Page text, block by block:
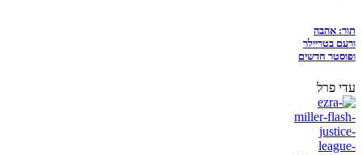
תור: אהבה
ורעם בטריילר
ופוסטר חדשים
עדי פרל